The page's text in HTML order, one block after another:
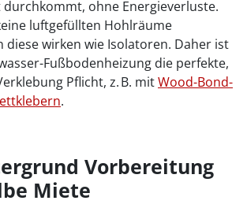
ohne Energieverluste.
luftgefüllten Hohlräume
diese wirken wie Isolatoren. Daher ist
Fußbodenheizung die perfekte,
Pflicht, z. B. mitWood-Bond-
.
Vorbereitung
Miete